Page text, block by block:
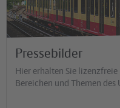
Pressebilder
Hier erhalten Sie
Bereichen und Themen des